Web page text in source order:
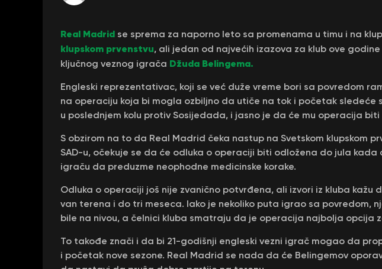
Real Madrid se sprema za naporno leto sa promenama u timu i na
klupskom prvenstvu, ali jedan od najvećih izazova za klub ove
ključnog veznog igrača Džuda Belingema.
Engleski reprezentativac, koji se već duže vreme bori sa povredom
na operaciju koja bi mogla ozbiljno da utiče na tok i početak sledeće
u poslednjem kolu protiv Sosijedada, i jasno je da će mu operacija
S obzirom na to da Real Madrid čeka nastup na Svetskom klupskom
SAD-u, očekuje se da će odluka o operaciji biti odložena do jula kada
igraču da preduzme neophodne medicinske korake.
Odluka o operaciji još nije zvanično potvrđena, ali izvori iz kluba kažu
van terena i do tri meseca. Iako je nekoliko puta igrao sa povredom,
bile na nivou, a čelnici kluba smatraju da je operacija najbolja opcija
To takođe znači i da bi 21-godišnji engleski vezni igrač mogao da
i početak nove sezone. Real Madrid se nada da će Belingemov